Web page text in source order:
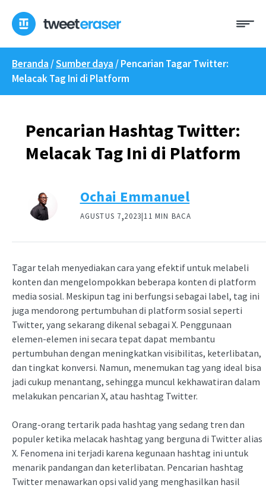
konten
Beranda /Sumber daya /Pencarian Tagar Twitter:
Melacak Tag Ini di Platform
Pencarian Hashtag Twitter:
Melacak Tag Ini di Platform
Ochai Emmanuel
AGUSTUS 7,2023|11 MIN BACA
Tagar telah menyediakan cara yang efektif untuk melabeli
konten dan mengelompokkan beberapa konten di platform
media sosial. Meskipun tag ini berfungsi sebagai label, tag ini
juga mendorong pertumbuhan di platform sosial seperti
Twitter, yang sekarang dikenal sebagai X. Penggunaan
elemen-elemen ini secara tepat dapat membantu
pertumbuhan dengan meningkatkan visibilitas, keterlibatan,
dan tingkat konversi. Namun, menemukan tag yang ideal bisa
jadi cukup menantang, sehingga muncul kekhawatiran dalam
melakukan pencarian X, atau hashtag Twitter.
Orang-orang tertarik pada hashtag yang sedang tren dan
populer ketika melacak hashtag yang berguna di Twitter alias
X. Fenomena ini terjadi karena kegunaan hashtag ini untuk
menarik pandangan dan keterlibatan. Pencarian hashtag
Twitter menawarkan opsi valid yang menghasilkan hasil